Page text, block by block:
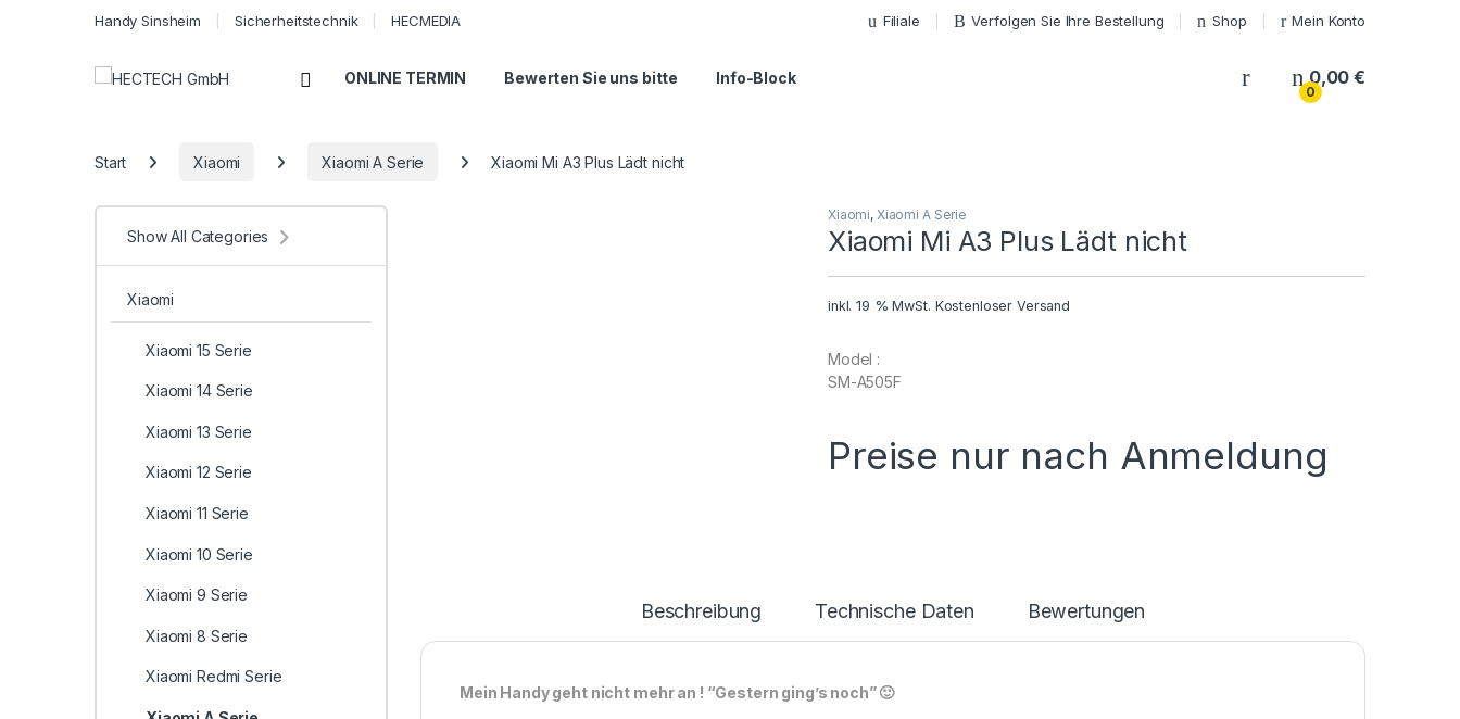
Handy Sinsheim Sicherheitstechnik HECMEDIA Filiale Verfolgen Sie Ihre Bestellung Shop Mein Konto
Open ONLINE TERMIN Bewerten Sie uns bitte Info-Block My Account
0
0,00€
Start Xiaomi Xiaomi A Serie Xiaomi Mi A3 Plus Lädt nicht
Xiaomi, Xiaomi A Serie
Xiaomi Mi A3 Plus Lädt nicht
inkl. 19 % MwSt. Kostenloser Versand
Model :
SM-A505F
Preise nur nach Anmeldung
Beschreibung Technische Daten Bewertungen
Mein Handy geht nicht mehr an ! “Gestern ging’s noch” 🙂
Show All Categories
Xiaomi
Xiaomi 15 Serie
Xiaomi 14 Serie
Xiaomi 13 Serie
Xiaomi 12 Serie
Xiaomi 11 Serie
Xiaomi 10 Serie
Xiaomi 9 Serie
Xiaomi 8 Serie
Xiaomi Redmi Serie